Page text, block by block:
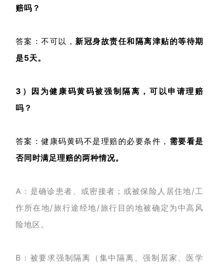
赔吗？
答案：不可以， 新冠身故责任和隔离津贴的等待期
是5天。
3）因为健康码黄码被强制隔离，可以申请理赔
吗？
答案：健康码黄码不是理赔的必要条件， 需要看是
否同时满足理赔的两种情况。
A：是确诊患者、或密接者；或被保险人居住地/工
作所在地/旅行途经地/旅行目的地被确定为中高风
险地区。
B：被要求强制隔离（集中隔离、强制居家、医学